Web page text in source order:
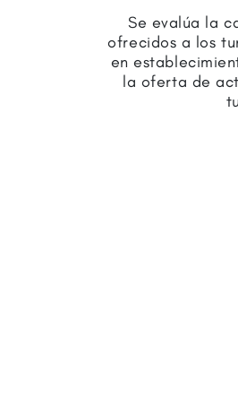
Se evalúa la
ofrecidos a los
en
la oferta de